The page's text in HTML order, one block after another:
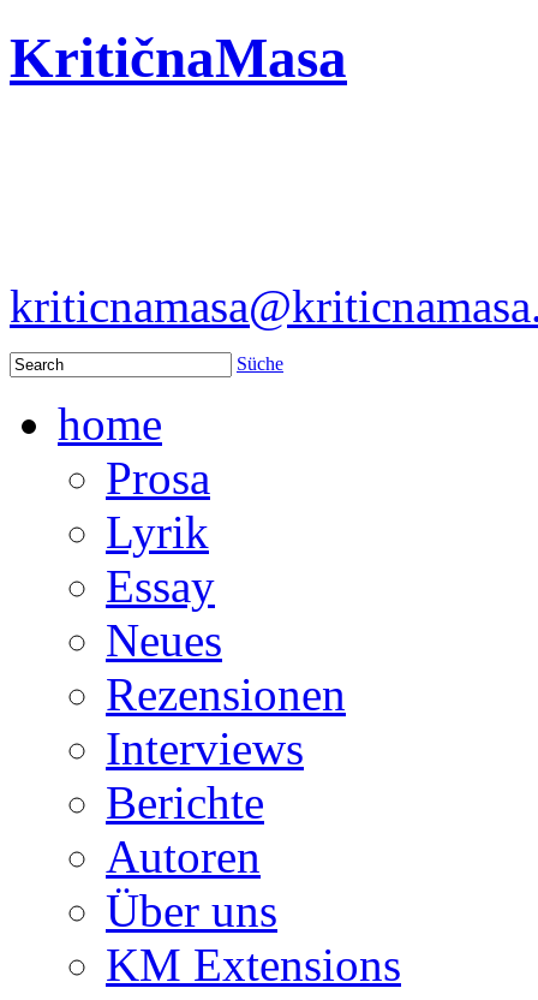
KritičnaMasa
Süche
home
Prosa
Lyrik
Essay
Neues
Rezensionen
Interviews
Berichte
Autoren
Über uns
KM Extensions